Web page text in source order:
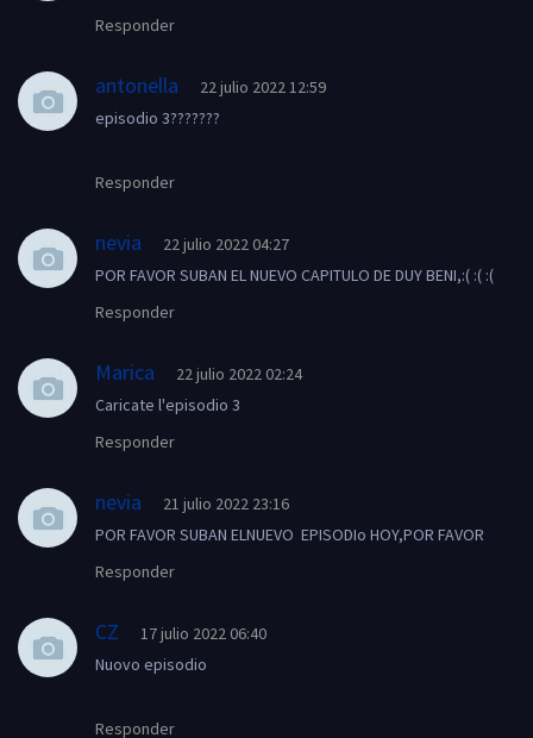
Responder
antonella
22 julio 2022 12:59
episodio 3???????
Responder
nevia
22 julio 2022 04:27
POR FAVOR SUBAN EL NUEVO CAPITULO DE DUY BENI,:( :( :(
Responder
Marica
22 julio 2022 02:24
Caricate l'episodio 3
Responder
nevia
21 julio 2022 23:16
POR FAVOR SUBAN ELNUEVO EPISODIo HOY,POR FAVOR
Responder
CZ
17 julio 2022 06:40
Nuovo episodio
Responder